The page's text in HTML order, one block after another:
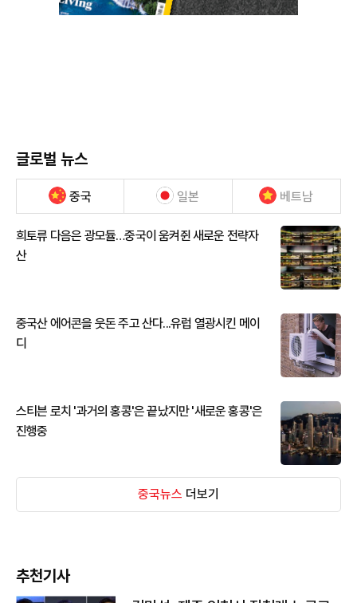
글로벌 뉴스
중국 일본 베트남
희토류 다음은 광모듈…중국이 움켜쥔 새로운 전략자
산
중국산 에어콘을 웃돈 주고 산다...유럽 열광시킨 메이
디
스티븐 로치 '과거의 홍콩'은 끝났지만 '새로운 홍콩'은
진행중
중국뉴스 더보기
추천기사